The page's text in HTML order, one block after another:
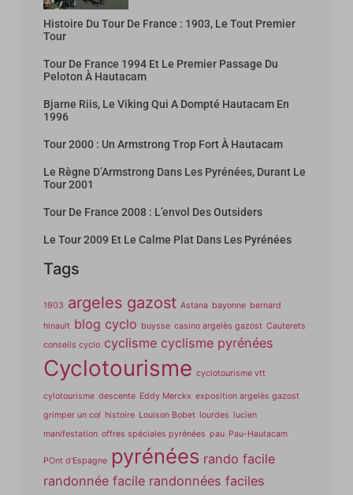
Histoire Du Tour De France : 1903, Le Tout Premier
Tour
Tour De France 1994 Et Le Premier Passage Du
Peloton À Hautacam
Bjarne Riis, Le Viking Qui A Dompté Hautacam En
1996
Tour 2000 : Un Armstrong Trop Fort À Hautacam
Le Règne D’Armstrong Dans Les Pyrénées, Durant Le
Tour 2001
Tour De France 2008 : L’envol Des Outsiders
Le Tour 2009 Et Le Calme Plat Dans Les Pyrénées
Tags
1903 argeles gazost Astana bayonne bernard
hinault blog cyclo buysse casino argelès gazost Cauterets
conseils cyclo cyclisme cyclisme pyrénées
Cyclotourisme cyclotourisme vtt
cylotourisme descente Eddy Merckx exposition argelès gazost
grimper un col histoire Louison Bobet lourdes lucien
manifestation offres spéciales pyrénées pau Pau-Hautacam
POnt d'Espagne pyrénées rando facile
randonnée facile randonnées faciles